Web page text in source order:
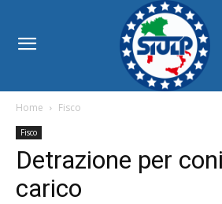
Home Fisco
Fisco
Detrazione per
carico